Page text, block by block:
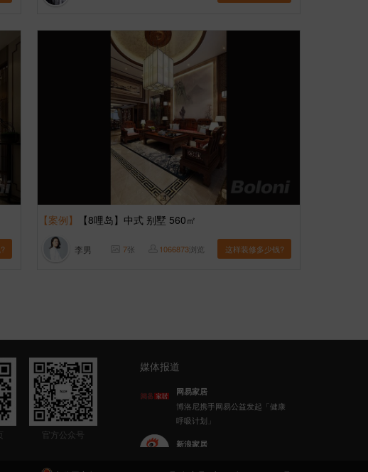
【案例】 【8哩岛】中式 别墅 560㎡
李男 7张 1066873浏览 这样装修多少钱?
官方公众号
媒体报道
新浪家居
博洛尼整体家装顾克荣获「2022
(第八届)中国家居杰出人物」称